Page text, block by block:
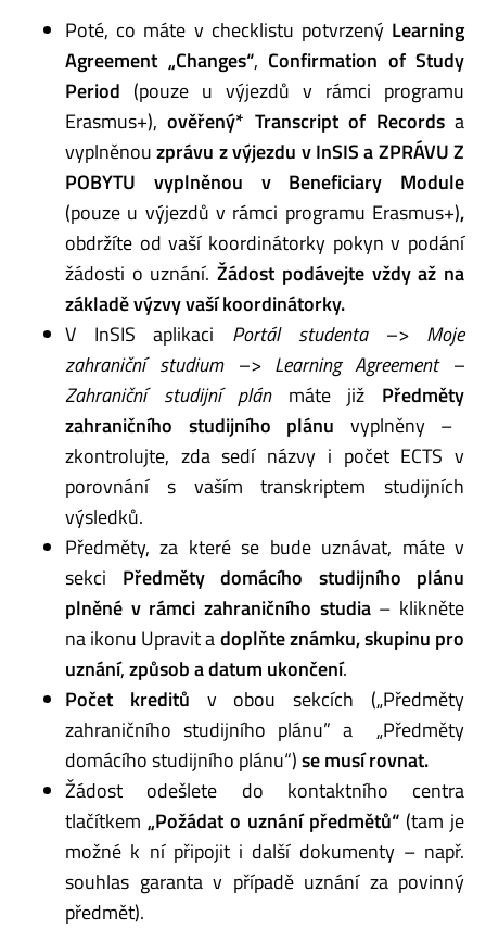
Poté, co máte v checklistu potvrzený Learning
Agreement „Changes“, Confirmation of Study
Period (pouze u výjezdů v rámci programu
Erasmus+),ověřený* Transcript of Recordsa
vyplněnouzprávu z výjezdu v InSIS aZPRÁVU Z
POBYTU vyplněnou v Beneficiary Module
(pouze u výjezdů v rámci programu Erasmus+),
obdržíte od vaší koordinátorky pokyn v podání
žádosti o uznání.Žádost podávejte vždy až na
základě výzvy vaší koordinátorky.
V InSIS aplikaci Portál studenta –> Moje
zahraniční studium –> Learning Agreement –
Zahraniční studijní plánmáte již Předměty
zahraničního studijního plánu vyplněny –
zkontrolujte, zda sedí názvy i počet ECTS v
porovnání s vaším transkriptem studijních
výsledků.
Předměty, za které se bude uznávat, máte v
sekci Předměty domácího studijního plánu
plněné v rámci zahraničního studia– klikněte
na ikonu Upravit adoplňte známku, skupinu pro
uznání,způsob a datum ukončení.
Počet kreditů v obou sekcích („Předměty
zahraničního studijního plánu” a „Předměty
domácího studijního plánu“)se musí rovnat.
Žádost odešlete do kontaktního centra
tlačítkem „Požádat o uznání předmětů“ (tam je
možné k ní připojit i další dokumenty – např.
souhlas garanta v případě uznání za povinný
předmět).